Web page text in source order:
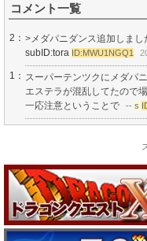
コメント一覧
2： >メダパニダンス追加しま
subID:tora ID:MWU1NGQ1
1： スーパーテンツクにメダパ
エステラが混乱してたので
一応注意ということで
-- s